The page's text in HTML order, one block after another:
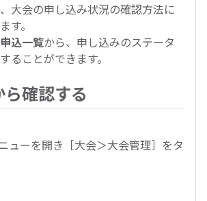
大会の申し込み状況の確認方法に
す。
申込一覧から、申し込みのステータ
ることができます。
確認する
ューを開き［大会＞大会管理］をタ